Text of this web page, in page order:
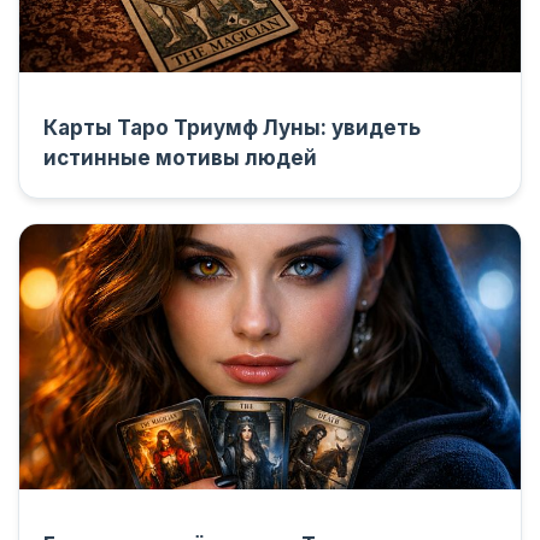
Карты Таро Триумф Луны: увидеть
истинные мотивы людей